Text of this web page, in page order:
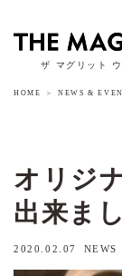
ザ マグリット
HOME NEWS &
オリジ
出来ま
2020.02.07 NEWS